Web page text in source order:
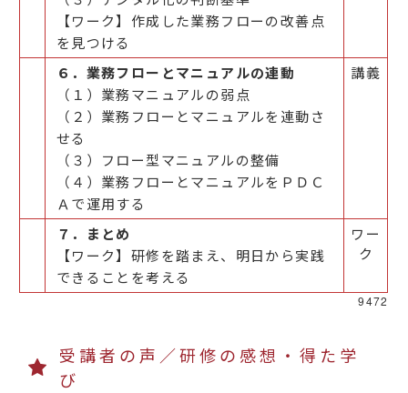
【ワーク】作成した業務フローの改善点
を見つける
６．業務フローとマニュアルの連動
（１）業務マニュアルの弱点
（２）業務フローとマニュアルを連動さ
せる
（３）フロー型マニュアルの整備
（４）業務フローとマニュアルをＰＤＣ
Ａで運用する
講義
７．まとめ
【ワーク】研修を踏まえ、明日から実践
できることを考える
ワー
ク
9472
受講者の声／研修の感想・得た学
び